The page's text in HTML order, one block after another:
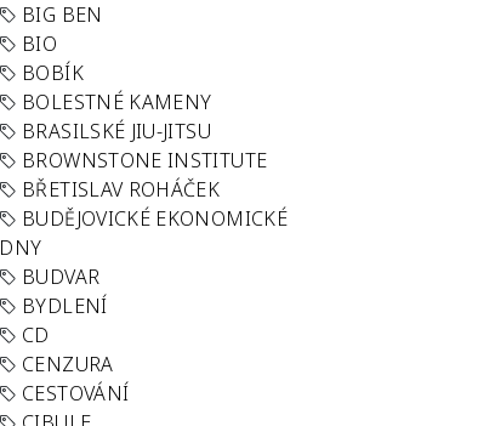
BIG BEN
BIO
BOBÍK
BOLESTNÉ KAMENY
BRASILSKÉ JIU-JITSU
BROWNSTONE INSTITUTE
BŘETISLAV ROHÁČEK
BUDĚJOVICKÉ EKONOMICKÉ
DNY
BUDVAR
BYDLENÍ
CD
CENZURA
CESTOVÁNÍ